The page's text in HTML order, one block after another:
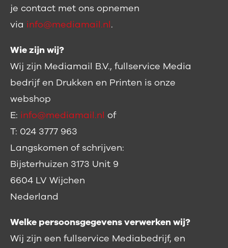
je contact met ons opnemen
via info@mediamail.nl.
Wie zijn wij?
Wij zijn Mediamail B.V., fullservice Media
bedrijf en Drukken en Printen is onze
webshop
E: info@mediamail.nl of
T: 024 3777 963
Langskomen of schrijven:
Bijsterhuizen 3173 Unit 9
6604 LV Wijchen
Nederland
Welke persoonsgegevens verwerken wij?
Wij zijn een fullservice Mediabedrijf, en